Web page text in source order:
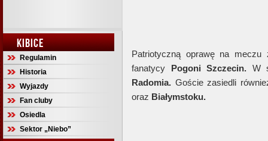
KIBICE
Regulamin
Historia
Wyjazdy
Fan cluby
Osiedla
Sektor „Niebo”
Patriotyczną oprawę na
fanatycy Pogoni Szczecin. W
Radomia. Goście zasiedli
oraz Białymstoku.